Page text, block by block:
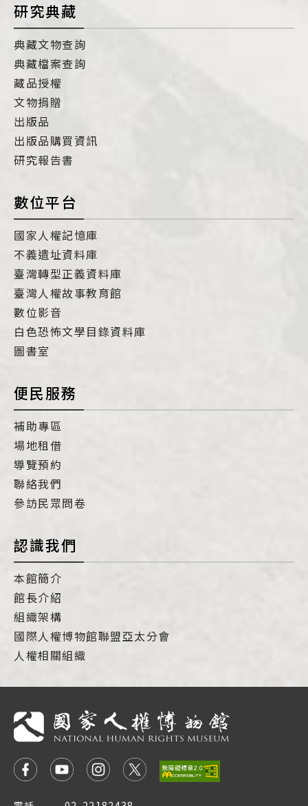
研究典藏
典藏文物查詢
典藏檔案查詢
藏品授權
文物捐贈
出版品
出版品購買資訊
研究報告書
數位平台
國家人權記憶庫
不義遺址資料庫
臺灣轉型正義資料庫
臺灣人權故事教育館
數位影音
白色恐怖文學目錄資料庫
圖書室
便民服務
補助專區
場地租借
導覽預約
聯絡我們
參訪民眾問卷
認識我們
本館簡介
館長介紹
組織架構
國際人權博物館聯盟亞太分會
人權相關組織